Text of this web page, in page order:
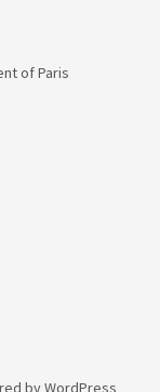
of Paris
byWordPress